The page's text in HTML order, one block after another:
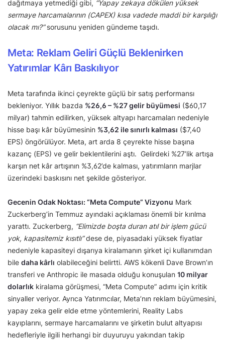
dağıtmaya yetmediği gibi, “Yapay zekaya dökülen yüksek
sermaye harcamalarının (CAPEX) kısa vadede maddi bir karşılığı
olacak mı?”sorusunu yeniden gündeme taşıdı.
Meta: Reklam Geliri Güçlü Beklenirken
Yatırımlar Kârı Baskılıyor
Meta tarafında ikinci çeyrekte güçlü bir satış performansı
bekleniyor. Yıllık bazda %26,6 – %27 gelir büyümesi ($60,17
milyar) tahmin edilirken, yüksek altyapı harcamaları nedeniyle
hisse başı kâr büyümesinin %3,62 ile sınırlı kalması ($7,40
EPS) öngörülüyor. Meta, art arda 8 çeyrekte hisse başına
kazanç (EPS) ve gelir beklentilerini aştı. Gelirdeki %27’lik artışa
karşın net kâr artışının %3,62’de kalması, yatırımların marjlar
üzerindeki baskısını net şekilde gösteriyor.
Gecenin Odak Noktası: “Meta Compute” Vizyonu Mark
Zuckerberg’in Temmuz ayındaki açıklaması önemli bir kırılma
yarattı. Zuckerberg, “Elimizde boşta duran atıl bir işlem gücü
yok, kapasitemiz kısıtlı”dese de, piyasadaki yüksek fiyatlar
nedeniyle kapasiteyi dışarıya kiralamanın şirket içi kullanımdan
bile daha kârlı olabileceğini belirtti. AWS kökenli Dave Brown’ın
transferi ve Anthropic ile masada olduğu konuşulan 10 milyar
dolarlık kiralama görüşmesi, “Meta Compute” adımı için kritik
sinyaller veriyor. Ayrıca Yatırımcılar, Meta’nın reklam büyümesini,
yapay zeka gelir elde etme yöntemlerini, Reality Labs
kayıplarını, sermaye harcamalarını ve şirketin bulut altyapısı
hedefleriyle ilgili herhangi bir duyuruyu yakından takip